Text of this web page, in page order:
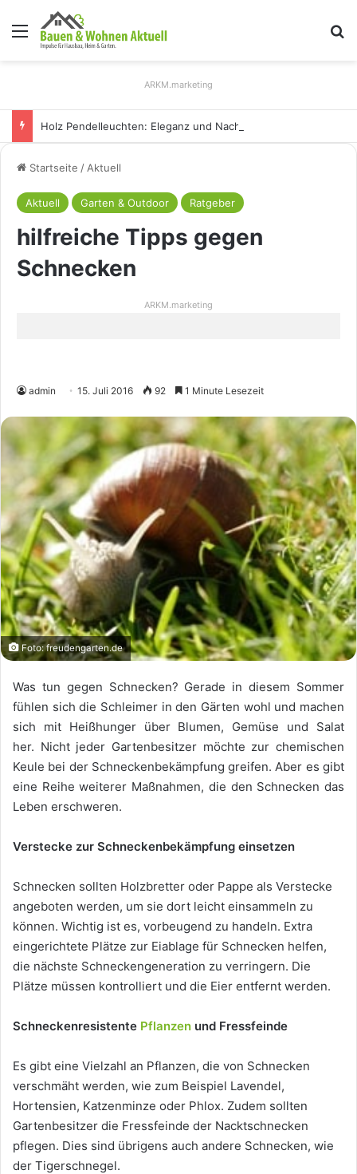
Menü
ARKM.marketing
Startseite / Aktuell
Aktuell Garten & Outdoor Ratgeber
hilfreiche Tipps gegen
Schnecken
ARKM.marketing
admin 15. Juli 2016 92 1 Minute Lesezeit
Foto: freudengarten.de
Was tun gegen Schnecken? Gerade in diesem Sommer
fühlen sich die Schleimer in den Gärten wohl und machen
sich mit Heißhunger über Blumen, Gemüse und Salat
her. Nicht jeder Gartenbesitzer möchte zur chemischen
Keule bei der Schneckenbekämpfung greifen. Aber es gibt
eine Reihe weiterer Maßnahmen, die den Schnecken das
Leben erschweren.
Verstecke zur Schneckenbekämpfung einsetzen
Schnecken sollten Holzbretter oder Pappe als Verstecke
angeboten werden, um sie dort leicht einsammeln zu
können. Wichtig ist es, vorbeugend zu handeln. Extra
eingerichtete Plätze zur Eiablage für Schnecken helfen,
die nächste Schneckengeneration zu verringern. Die
Plätze müssen kontrolliert und die Eier entfernt werden.
Schneckenresistente Pflanzen und Fressfeinde
Es gibt eine Vielzahl an Pflanzen, die von Schnecken
verschmäht werden, wie zum Beispiel Lavendel,
Hortensien, Katzenminze oder Phlox. Zudem sollten
Gartenbesitzer die Fressfeinde der Nacktschnecken
pflegen. Dies sind übrigens auch andere Schnecken, wie
der Tigerschnegel.